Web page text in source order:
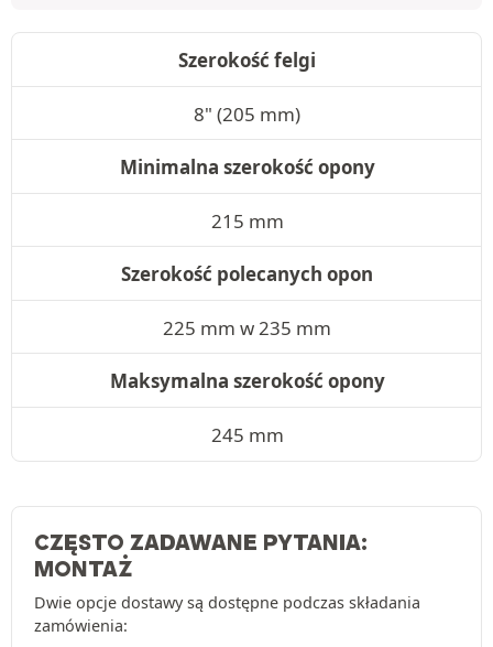
Szerokość felgi
8" (205 mm)
Minimalna szerokość opony
215 mm
Szerokość polecanych opon
225 mm w 235 mm
Maksymalna szerokość opony
245 mm
CZĘSTO ZADAWANE PYTANIA:
MONTAŻ
Dwie opcje dostawy są dostępne podczas składania
zamówienia: